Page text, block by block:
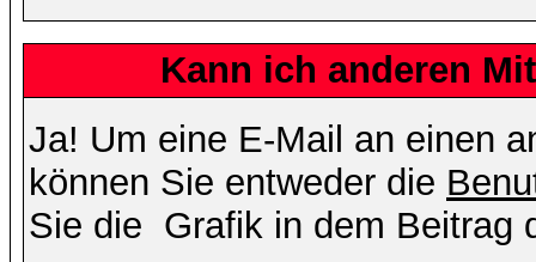
Kann ich anderen
Ja! Um eine E-Mail an einen
können Sie entweder die
Sie die Grafik in dem Beitrag